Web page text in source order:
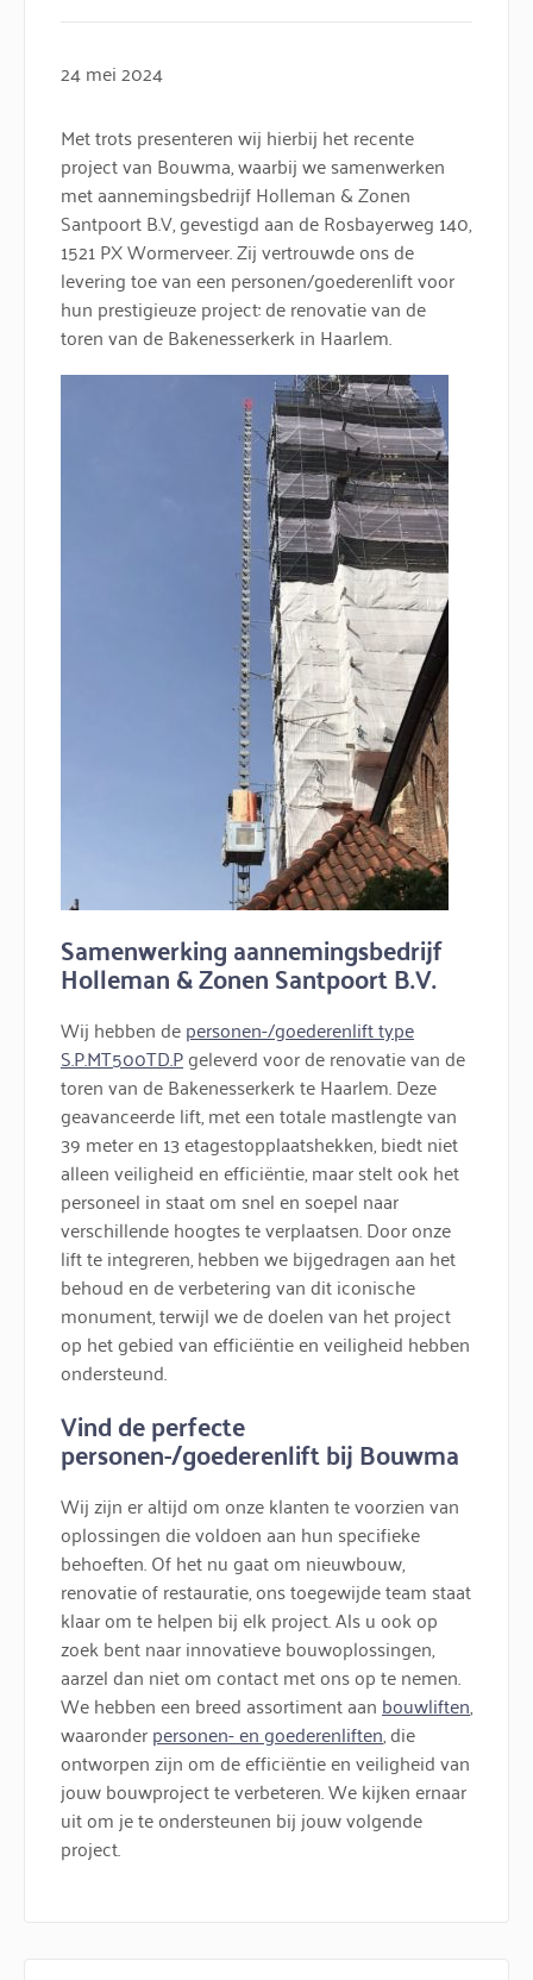
24 mei 2024
Met trots presenteren wij hierbij het recente
project van Bouwma, waarbij we samenwerken
met aannemingsbedrijf Holleman & Zonen
Santpoort B.V, gevestigd aan de Rosbayerweg 140,
1521 PX Wormerveer. Zij vertrouwde ons de
levering toe van een personen/goederenlift voor
hun prestigieuze project: de renovatie van de
toren van de Bakenesserkerk in Haarlem.
Samenwerking aannemingsbedrijf
Holleman & Zonen Santpoort B.V.
Wij hebben depersonen-/goederenlift type
S.P.MT500TD.Pgeleverd voor de renovatie van de
toren van de Bakenesserkerk te Haarlem. Deze
geavanceerde lift, met een totale mastlengte van
39 meter en 13 etagestopplaatshekken, biedt niet
alleen veiligheid en efficiëntie, maar stelt ook het
personeel in staat om snel en soepel naar
verschillende hoogtes te verplaatsen. Door onze
lift te integreren, hebben we bijgedragen aan het
behoud en de verbetering van dit iconische
monument, terwijl we de doelen van het project
op het gebied van efficiëntie en veiligheid hebben
ondersteund.
Vind de perfecte
personen-/goederenlift bij Bouwma
Wij zijn er altijd om onze klanten te voorzien van
oplossingen die voldoen aan hun specifieke
behoeften. Of het nu gaat om nieuwbouw,
renovatie of restauratie, ons toegewijde team staat
klaar om te helpen bij elk project. Als u ook op
zoek bent naar innovatieve bouwoplossingen,
aarzel dan niet om contact met ons op te nemen.
We hebben een breed assortiment aan bouwliften,
waaronderpersonen- en goederenliften, die
ontworpen zijn om de efficiëntie en veiligheid van
jouw bouwproject te verbeteren. We kijken ernaar
uit om je te ondersteunen bij jouw volgende
project.